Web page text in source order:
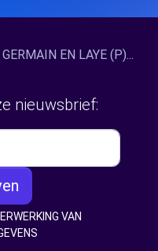
EN LAYE (P)...
nieuwsbrief:
VAN